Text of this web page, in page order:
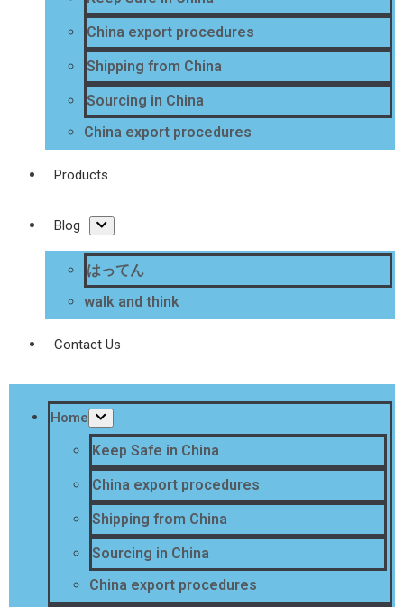
China export procedures
Shipping from China
Sourcing in China
China export procedures
Products
Blog
はってん
walk and think
Contact Us
Home
Keep Safe in China
China export procedures
Shipping from China
Sourcing in China
China export procedures